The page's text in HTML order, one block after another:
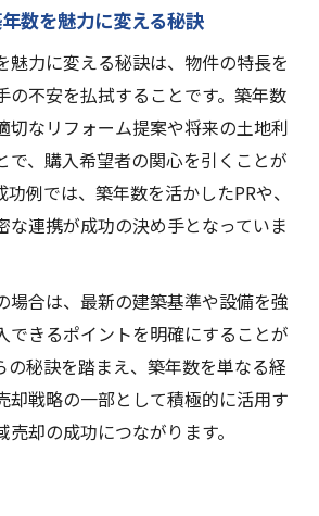
数を魅力に変える秘訣
魅力に変える秘訣は、物件の特長を
の不安を払拭することです。築年数
切なリフォーム提案や将来の土地利
で、購入希望者の関心を引くことが
例では、築年数を活かしたPRや、
な連携が成功の決め手となっていま
場合は、最新の建築基準や設備を強
できるポイントを明確にすることが
の秘訣を踏まえ、築年数を単なる経
却戦略の一部として積極的に活用す
却の成功につながります。